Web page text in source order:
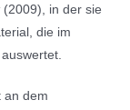
(2009), in der sie
die im
an dem